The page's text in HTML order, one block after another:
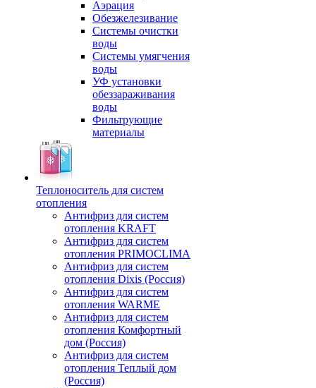
Аэрация
Обезжелезивание
Системы очистки
воды
Системы умягчения
воды
УФ установки
обеззараживания
воды
Фильтрующие
материалы
Теплоноситель для систем
отопления
Антифриз для систем
отопления KRAFT
Антифриз для систем
отопления PRIMOCLIMA
Антифриз для систем
отопления Dixis (Россия)
Антифриз для систем
отопления WARME
Антифриз для систем
отопления Комфортный
дом (Россия)
Антифриз для систем
отопления Теплый дом
(Россия)